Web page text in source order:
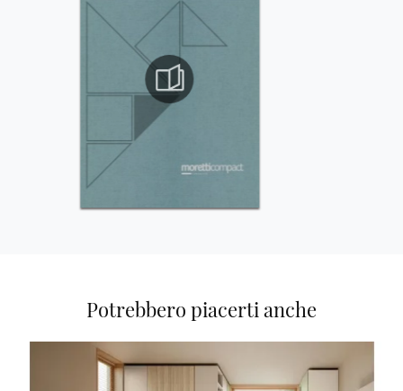
Potrebbero piacerti anche